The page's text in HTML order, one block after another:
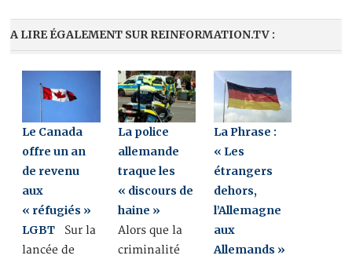
A LIRE ÉGALEMENT SUR REINFORMATION.TV :
Le Canada
offre un an
de revenu
aux
« réfugiés »
LGBT Sur la
lancée de
La police
allemande
traque les
« discours de
haine »
Alors que la
criminalité
La Phrase :
« Les
étrangers
dehors,
l’Allemagne
aux
Allemands »